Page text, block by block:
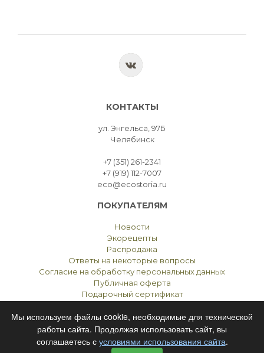
КОНТАКТЫ
ул. Энгельса, 97Б
Челябинск
+7 (351) 261-2341
+7 (919) 112-7007
eco@ecostoria.ru
ПОКУПАТЕЛЯМ
Новости
Экорецепты
Распродажа
Ответы на некоторые вопросы
Согласие на обработку персональных данных
Публичная оферта
Подарочный сертификат
ЭКОСТОРИЯЧЕЛЯБИНСК © 2021
Мы используем файлы cookie, необходимые для технической
работы сайта. Продолжая использовать сайт, вы
соглашаетесь с условиями использования сайта.